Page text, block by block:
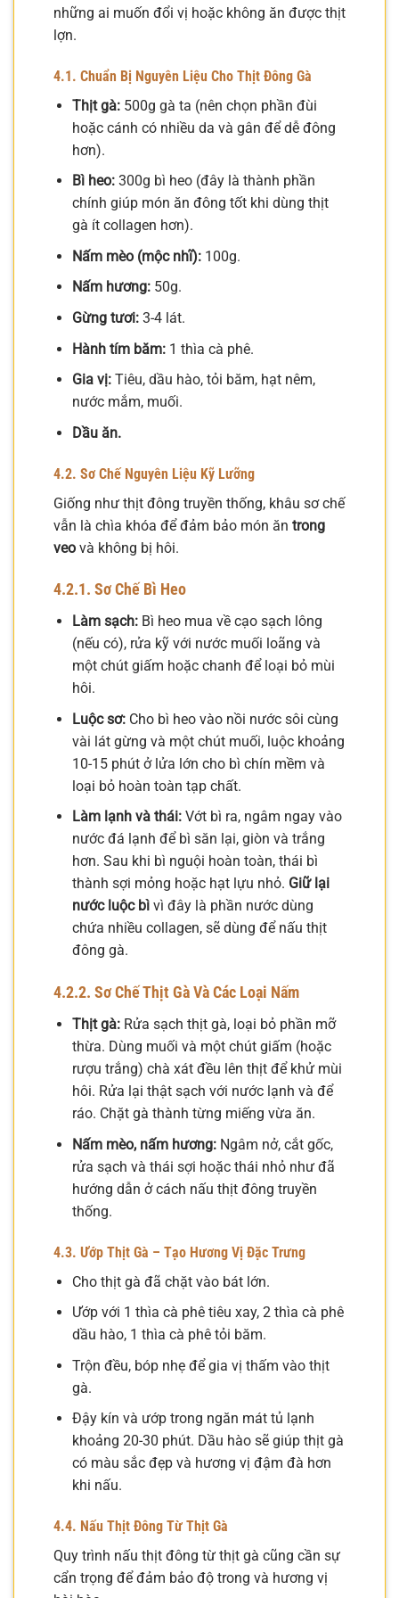
những ai muốn đổi vị hoặc không ăn được thịt
lợn.
4.1. Chuẩn Bị Nguyên Liệu Cho Thịt Đông Gà
Thịt gà:500g gà ta (nên chọn phần đùi
hoặc cánh có nhiều da và gân để dễ đông
hơn).
Bì heo:300g bì heo (đây là thành phần
chính giúp món ăn đông tốt khi dùng thịt
gà ít collagen hơn).
Nấm mèo (mộc nhĩ):100g.
Nấm hương:50g.
Gừng tươi:3-4 lát.
Hành tím băm:1 thìa cà phê.
Gia vị:Tiêu, dầu hào, tỏi băm, hạt nêm,
nước mắm, muối.
Dầu ăn.
4.2. Sơ Chế Nguyên Liệu Kỹ Lưỡng
Giống như thịt đông truyền thống, khâu sơ chế
vẫn là chìa khóa để đảm bảo món ăn trong
veo và không bị hôi.
4.2.1. Sơ Chế Bì Heo
Làm sạch:Bì heo mua về cạo sạch lông
(nếu có), rửa kỹ với nước muối loãng và
một chút giấm hoặc chanh để loại bỏ mùi
hôi.
Luộc sơ:Cho bì heo vào nồi nước sôi cùng
vài lát gừng và một chút muối, luộc khoảng
10-15 phút ở lửa lớn cho bì chín mềm và
loại bỏ hoàn toàn tạp chất.
Làm lạnh và thái:Vớt bì ra, ngâm ngay vào
nước đá lạnh để bì săn lại, giòn và trắng
hơn. Sau khi bì nguội hoàn toàn, thái bì
thành sợi mỏng hoặc hạt lựu nhỏ. Giữ lại
nước luộc bìvì đây là phần nước dùng
chứa nhiều collagen, sẽ dùng để nấu thịt
đông gà.
4.2.2. Sơ Chế Thịt Gà Và Các Loại Nấm
Thịt gà:Rửa sạch thịt gà, loại bỏ phần mỡ
thừa. Dùng muối và một chút giấm (hoặc
rượu trắng) chà xát đều lên thịt để khử mùi
hôi. Rửa lại thật sạch với nước lạnh và để
ráo. Chặt gà thành từng miếng vừa ăn.
Nấm mèo, nấm hương:Ngâm nở, cắt gốc,
rửa sạch và thái sợi hoặc thái nhỏ như đã
hướng dẫn ở cách nấu thịt đông truyền
thống.
4.3. Ướp Thịt Gà – Tạo Hương Vị Đặc Trưng
Cho thịt gà đã chặt vào bát lớn.
Ướp với 1 thìa cà phê tiêu xay, 2 thìa cà phê
dầu hào, 1 thìa cà phê tỏi băm.
Trộn đều, bóp nhẹ để gia vị thấm vào thịt
gà.
Đậy kín và ướp trong ngăn mát tủ lạnh
khoảng 20-30 phút. Dầu hào sẽ giúp thịt gà
có màu sắc đẹp và hương vị đậm đà hơn
khi nấu.
4.4. Nấu Thịt Đông Từ Thịt Gà
Quy trình nấu thịt đông từ thịt gà cũng cần sự
cẩn trọng để đảm bảo độ trong và hương vị